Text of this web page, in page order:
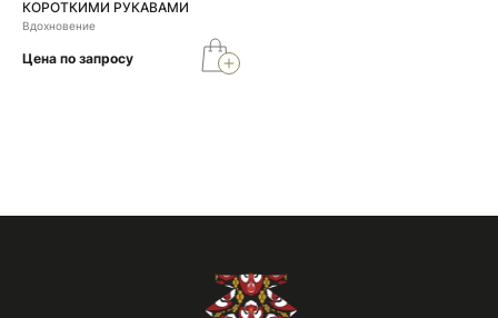
КОРОТКИМИ РУКАВАМИ
Вдохновение
Цена по запросу